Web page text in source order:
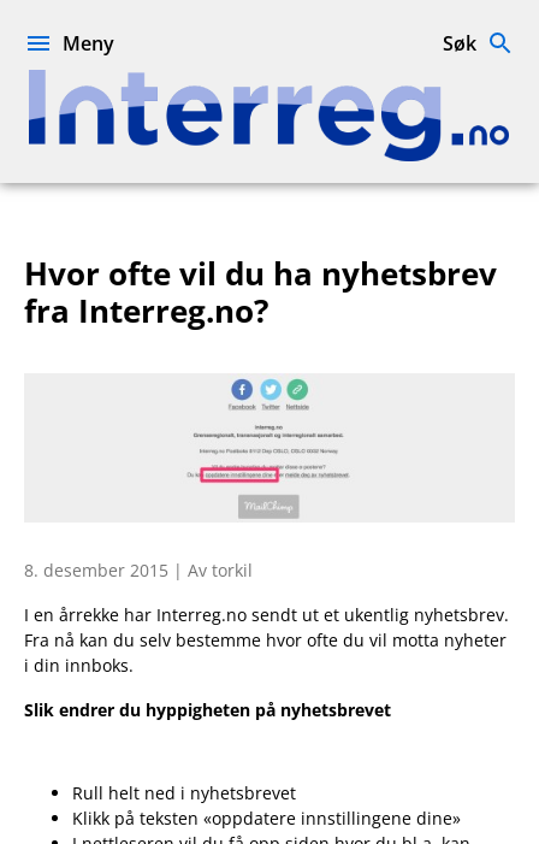
Interreg.no
Meny Søk
Hvor ofte vil du ha nyhetsbrev
fra Interreg.no?
8. desember 2015 | Av torkil
I en årrekke har Interreg.no sendt ut et ukentlig nyhetsbrev.
Fra nå kan du selv bestemme hvor ofte du vil motta nyheter
i din innboks.
Slik endrer du hyppigheten på nyhetsbrevet
Rull helt ned i nyhetsbrevet
Klikk på teksten «oppdatere innstillingene dine»